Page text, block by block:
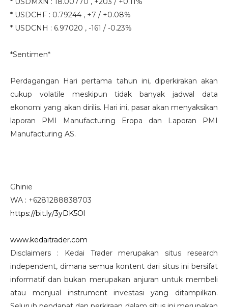
* USDCHF : 0.79244 , +7 / +0.08%
* USDCNH : 6.97020 , -161 / -0.23%
*Sentimen*
Perdagangan Hari pertama tahun ini, diperkirakan akan
cukup volatile meskipun tidak banyak jadwal data
ekonomi yang akan dirilis. Hari ini, pasar akan menyaksikan
laporan PMI Manufacturing Eropa dan Laporan PMI
Manufacturing AS.
Ghinie
WA : +6281288838703
https://bit.ly/3yDK5Ol
www.kedaitrader.com
Disclaimers : Kedai Trader merupakan situs research
independent, dimana semua kontent dari situs ini bersifat
informatif dan bukan merupakan anjuran untuk membeli
atau menjual instrument investasi yang ditampilkan.